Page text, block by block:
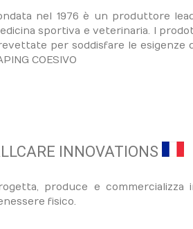
nel 1976 è un produttore
sportiva e veterinaria. I
per soddisfare le esigenze
COESIVO
INNOVATIONS
produce e
fisico.